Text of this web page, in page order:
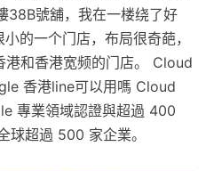
38B號舖，我在一楼绕了好
的一个门店，布局很奇葩，
港和香港宽频的门店。 Cloud
香港line可以用嗎 Cloud
專業領域認證與超過 400
球超過 500 家企業。